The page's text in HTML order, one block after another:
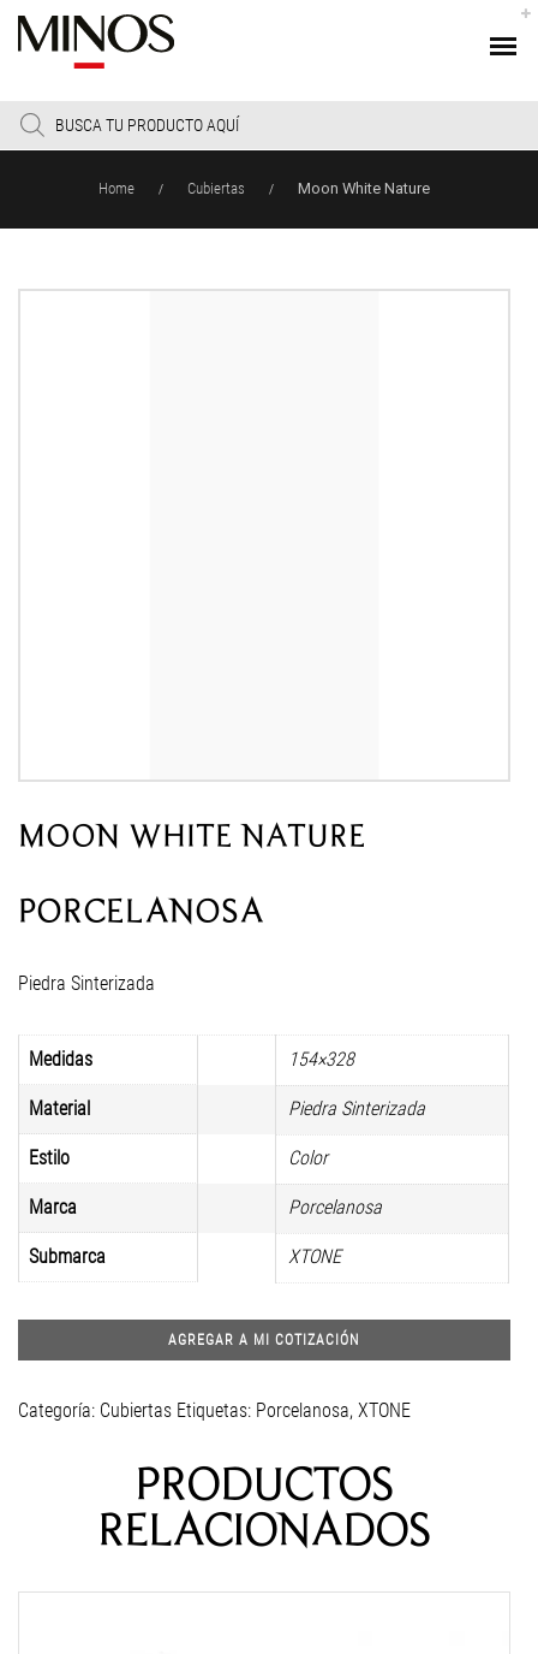
Products
search
Home / Cubiertas / Moon White Nature
MOON WHITE NATURE
PORCELANOSA
Piedra Sinterizada
Medidas 154×328
Material Piedra Sinterizada
Estilo Color
Marca Porcelanosa
Submarca XTONE
AGREGAR A MI COTIZACIÓN
Categoría: Cubiertas Etiquetas: Porcelanosa, XTONE
PRODUCTOS
RELACIONADOS